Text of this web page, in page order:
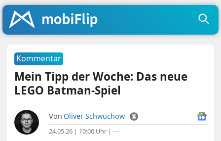
Kommentar
Mein Tipp der Woche: Das neue
LEGO Batman-Spiel
Von Oliver Schwuchow
24.05.26 | 10:00 Uhr | ⋯